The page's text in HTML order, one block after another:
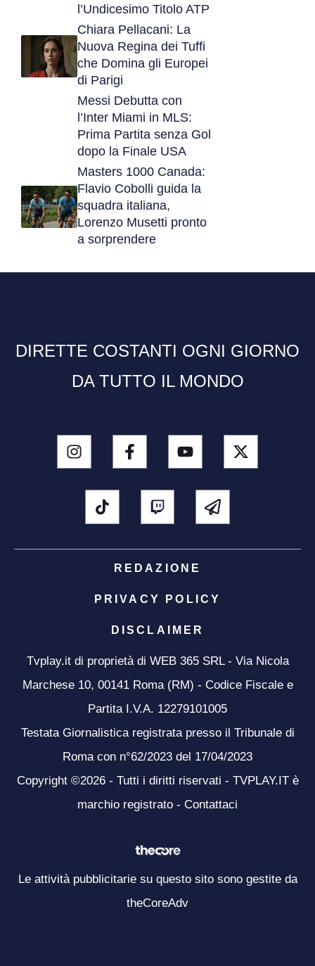
l’Undicesimo Titolo ATP
Chiara Pellacani: La
Nuova Regina dei Tuffi
che Domina gli Europei
di Parigi
Messi Debutta con
l’Inter Miami in MLS:
Prima Partita senza Gol
dopo la Finale USA
Masters 1000 Canada:
Flavio Cobolli guida la
squadra italiana,
Lorenzo Musetti pronto
a sorprendere
DIRETTE COSTANTI OGNI GIORNO
DA TUTTO IL MONDO
REDAZIONE
PRIVACY POLICY
DISCLAIMER
Tvplay.it di proprietà di WEB 365 SRL - Via Nicola
Marchese 10, 00141 Roma (RM) - Codice Fiscale e
Partita I.V.A. 12279101005
Testata Giornalistica registrata presso il Tribunale di
Roma con n°62/2023 del 17/04/2023
Copyright ©2026 - Tutti i diritti riservati - TVPLAY.IT è
marchio registrato - Contattaci
Le attività pubblicitarie su questo sito sono gestite da
theCoreAdv